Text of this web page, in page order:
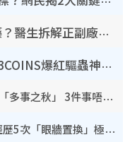
網傳公院改用內地/副廠藥？醫生拆解正副廠分別 揭4類人換藥隨時出事
怕蟲人士夏日救星！日本3COINS爆紅驅蟲神器$45起 1招「全程免觸碰」輕鬆搞定小強
立秋2026｜8月7日立秋進入「多事之秋」 3件事唔做得！專家教6招開運 清枱頭／銀包納氣接好運
颱風白海豚料周日襲浙江！經歷5次「眼牆置換」極罕見 成登陸內地最長途颱風